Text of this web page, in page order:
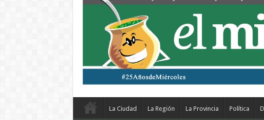
La Ciudad La Región La Provincia Política